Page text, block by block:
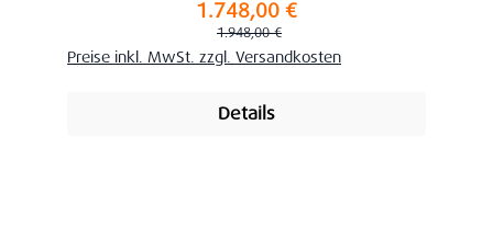
Verkaufspreis:1.748,00 €
Regulärer Preis:
1.948,00 €
Preise inkl. MwSt. zzgl. Versandkosten
Details